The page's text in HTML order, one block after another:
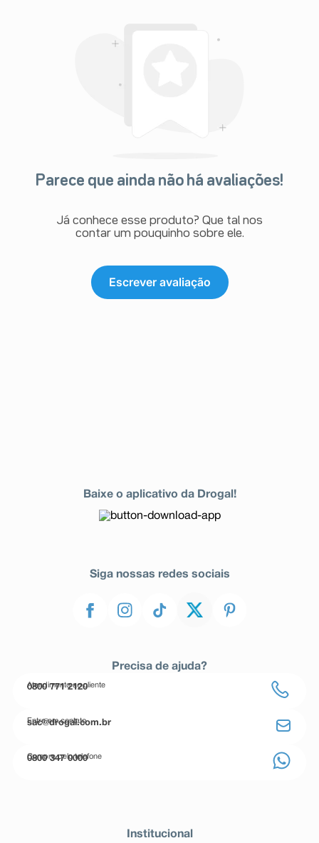
Parece que ainda não há avaliações!
Já conhece esse produto? Que tal nos
contar um pouquinho sobre ele.
Escrever avaliação
Baixe o aplicativo da Drogal!
Siga nossas redes sociais
Precisa de ajuda?
Atendimento ao cliente
0800 771 2120
Entre em contato
sac@drogal.com.br
Compre pelo telefone
0800 347 0000
Institucional